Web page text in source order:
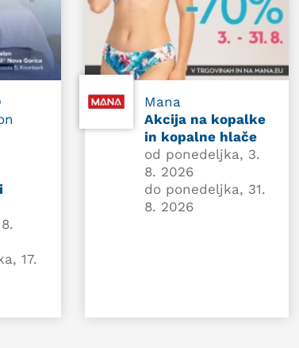
17.
Mana
Akcija na kopalke
in kopalne hlače
od ponedeljka, 3.
8. 2026
do ponedeljka, 31.
8. 2026